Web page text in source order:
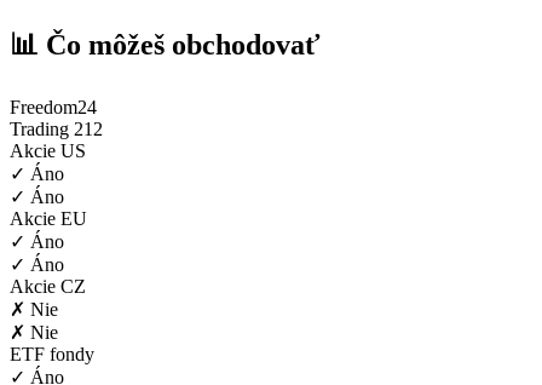
📊 Čo môžeš obchodovať
Freedom24
Trading 212
Akcie US
✓ Áno
✓ Áno
Akcie EU
✓ Áno
✓ Áno
Akcie CZ
✗ Nie
✗ Nie
ETF fondy
✓ Áno